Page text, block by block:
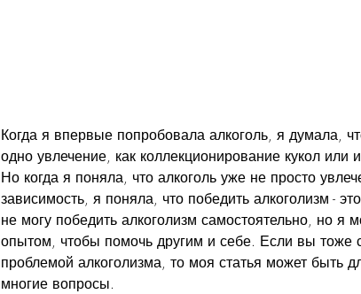
Когда я впервые попробовала алкоголь, я думала,
одно увлечение, как коллекционирование кукол или
Но когда я поняла, что алкоголь уже не просто
зависимость, я поняла, что победить алкоголизм -
не могу победить алкоголизм самостоятельно, но я
опытом, чтобы помочь другим и себе. Если вы тоже
проблемой алкоголизма, то моя статья может быть
многие вопросы.